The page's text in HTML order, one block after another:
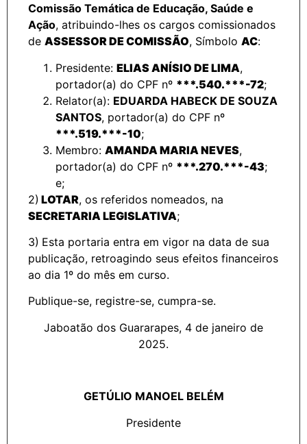
Comissão Temática de Educação, Saúde e
Ação, atribuindo-lhes os cargos comissionados
de ASSESSOR DE COMISSÃO, Símbolo AC:
Presidente: ELIAS ANÍSIO DE LIMA,
portador(a) do CPF nº ***.540.***-72;
Relator(a): EDUARDA HABECK DE SOUZA
SANTOS, portador(a) do CPF nº
***.519.***-10;
Membro: AMANDA MARIA NEVES,
portador(a) do CPF nº ***.270.***-43;
e;
2) LOTAR, os referidos nomeados, na
SECRETARIA LEGISLATIVA;
3) Esta portaria entra em vigor na data de sua
publicação, retroagindo seus efeitos financeiros
ao dia 1º do mês em curso.
Publique-se, registre-se, cumpra-se.
Jaboatão dos Guararapes, 4 de janeiro de
2025.
GETÚLIO MANOEL BELÉM
Presidente